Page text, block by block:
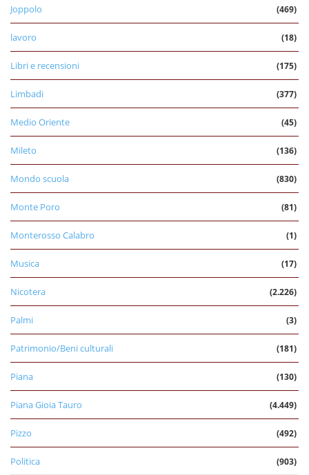
Joppolo (469)
lavoro (18)
Libri e recensioni (175)
Limbadi (377)
Medio Oriente (45)
Mileto (136)
Mondo scuola (830)
Monte Poro (81)
Monterosso Calabro (1)
Musica (17)
Nicotera (2.226)
Palmi (3)
Patrimonio/Beni culturali (181)
Piana (130)
Piana Gioia Tauro (4.449)
Pizzo (492)
Politica (903)